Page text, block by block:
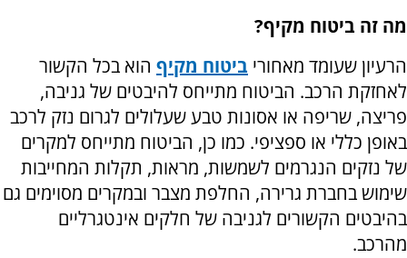
מה זה ביטוח מקיף?
הרעיון שעומד מאחורי ביטוח מקיף הוא בכל הקשור
לאחזקת הרכב. הביטוח מתייחס להיבטים של גניבה,
פריצה, שריפה או אסונות טבע שעלולים לגרום נזק לרכב
באופן כללי או ספציפי. כמו כן, הביטוח מתייחס למקרים
של נזקים הנגרמים לשמשות, מראות, תקלות המחייבות
שימוש בחברת גרירה, החלפת מצבר ובמקרים מסוימים גם
בהיבטים הקשורים לגניבה של חלקים אינטגרליים
מהרכב.